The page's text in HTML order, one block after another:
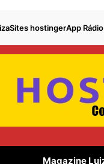
Sites hostingerApp
Magazine